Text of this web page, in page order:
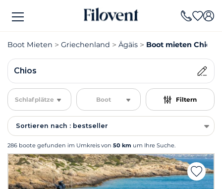
Boot Mieten Griechenland Ägäis Boot mieten Chios
Chios
Schlafplätze Boot Filtern
Sortieren nach : bestseller
286 boote gefunden im Umkreis von 50 km um Ihre Suche.